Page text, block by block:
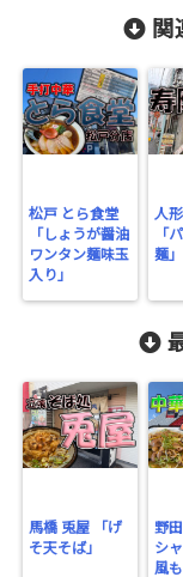
関
松戸 とら食堂
「しょうが醤油
ワンタン麺味玉
入り」
人
「
麺」
馬橋 兎屋 「げ
そ天そば」
野
シ
風